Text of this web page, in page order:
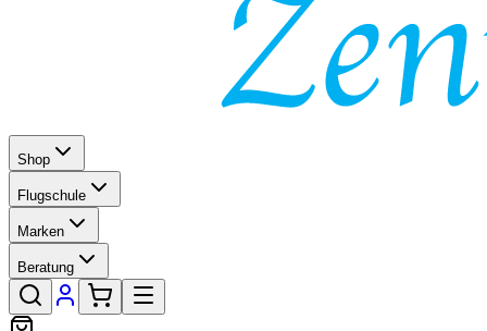
Shop
Flugschule
Marken
Beratung